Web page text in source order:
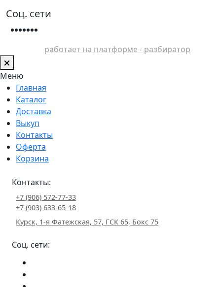
Соц. сети
работает на платформе - разбиратор
Меню
Главная
Каталог
Доставка
Выкуп
Контакты
Оферта
Корзина
Контакты:
+7 (906) 572-77-33
+7 (903) 633-65-18
Курск, 1-я Фатежская, 57, ГСК 65, Бокс 75
Соц. сети: